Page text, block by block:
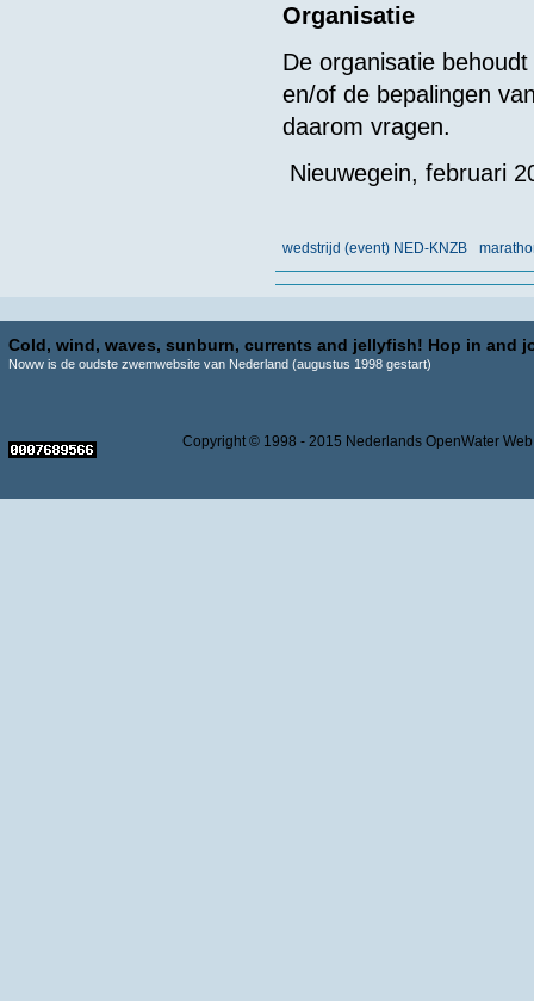
Organisatie
De organisatie
en/of de bepalingen
daarom vragen.
Nieuwegein, februari
wedstrijd (event) NED-KNZB
Cold, wind, waves, sunburn, currents and jellyfish! Hop in and
Noww is de oudste zwemwebsite van Nederland (augustus 1998 gestart)
Copyright © 1998 - 2015 Nederlands OpenWater